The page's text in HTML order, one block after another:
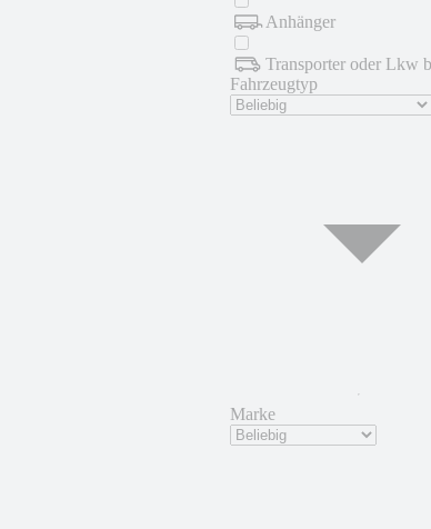
Anhänger
Fahrzeugtyp
Marke